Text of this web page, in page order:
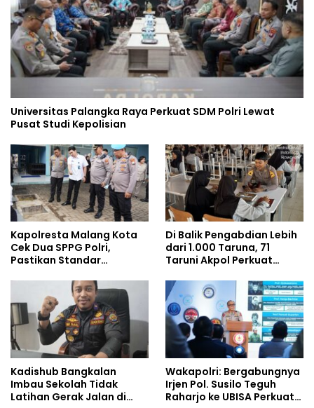
Universitas Palangka Raya Perkuat SDM Polri Lewat
Pusat Studi Kepolisian
Kapolresta Malang Kota
Cek Dua SPPG Polri,
Pastikan Standar
Pengelolaan Limbah
Berjalan Optimal
Di Balik Pengabdian Lebih
dari 1.000 Taruna, 71
Taruni Akpol Perkuat
Siswa Sekolah Rakyat
Kadishub Bangkalan
Imbau Sekolah Tidak
Latihan Gerak Jalan di
Wakapolri: Bergabungnya
Irjen Pol. Susilo Teguh
Raharjo ke UBISA Perkuat